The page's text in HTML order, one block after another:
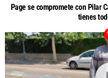
Page se compromete con Pilar
tienes